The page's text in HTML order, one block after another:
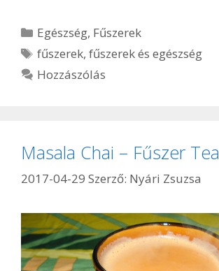
Kategória
Egészség, Fűszerek
Címkék
fűszerek,fűszerek és egészség
Hozzászólás
Masala Chai – Fűszer Tea
2017-04-29 Szerző: Nyári Zsuzsa